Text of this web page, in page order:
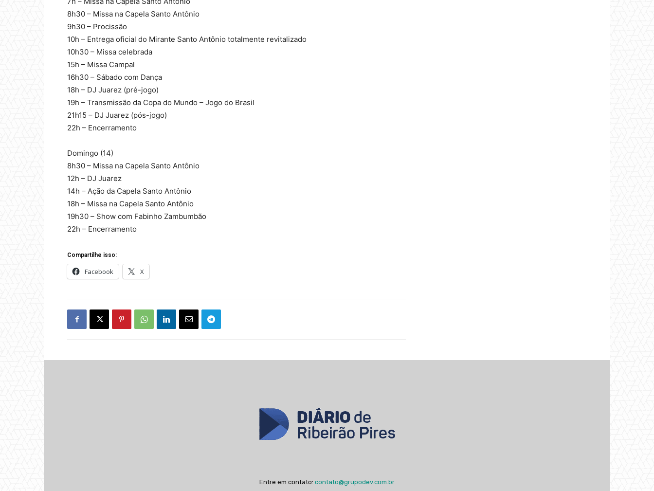
8h30 – Missa na Capela Santo Antônio
9h30 – Procissão
10h – Entrega oficial do Mirante Santo Antônio totalmente revitalizado
10h30 – Missa celebrada
15h – Missa Campal
16h30 – Sábado com Dança
18h – DJ Juarez (pré-jogo)
19h – Transmissão da Copa do Mundo – Jogo do Brasil
21h15 – DJ Juarez (pós-jogo)
22h – Encerramento
Domingo (14)
8h30 – Missa na Capela Santo Antônio
12h – DJ Juarez
14h – Ação da Capela Santo Antônio
18h – Missa na Capela Santo Antônio
19h30 – Show com Fabinho Zambumbão
22h – Encerramento
Compartilhe isso:
Facebook X
Entre em contato: contato@grupodev.com.br